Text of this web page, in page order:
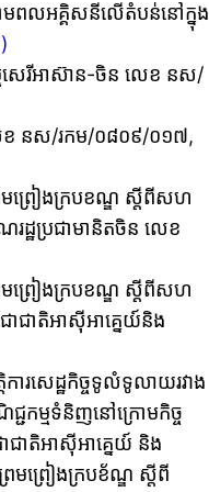
ាមពលអគ្គិសនីលើតំបន់នៅក្នុង
សេរីអាស៊ាន-ចិន លេខ នស/
េខ នស/រកម/០៨០៩/០១៧,
រមព្រៀងក្របខណ្ឌ ស្តីពីសហ
រដ្ឋប្រជាមានិតចិន លេខ
រមព្រៀងក្របខណ្ឌ ស្តីពីសហ
ាជាតិអាស៊ីអាគ្នេយ៍និង
រសេដ្ឋកិច្ចទូលំទូលាយរវាង
ជកម្មទំនិញនៅក្រោមកិច្ច
ជាតិអាស៊ីអាគ្នេយ៍ និង
រមព្រៀងក្របខ័ណ្ឌ ស្តីពី